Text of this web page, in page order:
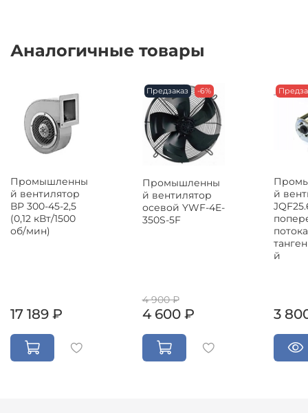
Аналогичные товары
Промышленны
й вентилятор
ВР 300-45-2,5
(0,12 кВт/1500
об/мин)
17 189 ₽
Предзаказ -6%
Промышленны
й вентилятор
осевой YWF-4E-
350S-5F
4 900 ₽
4 600 ₽
й
потока
й
3